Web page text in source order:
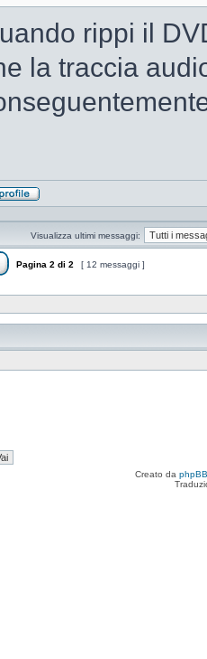
rippi il
la traccia
Profilo
Visualizza ultimi messaggi:
Pagina 2 di 2 [ 12 messaggi ]
Creato da phpBB